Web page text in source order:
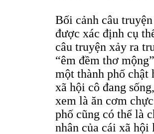
Bối cảnh câu
được xác định cụ
câu truyện xảy ra
“êm đềm thơ
một thành phố chật
xã hội cô đang
xem là ăn cơm
phố cũng có thể là
nhân của cái xã